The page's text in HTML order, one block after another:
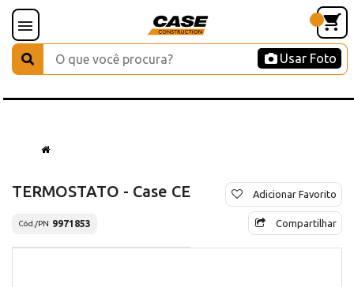
Usar Foto
TERMOSTATO - Case CE
Cód./PN 9971853
Adicionar Favorito
Compartilhar